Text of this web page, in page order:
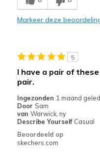
Stylish
Going Out
Special Occasions
Width
Feels
Sizing
Markeer deze
5
I have a pair of
pair.
Ingezonden 1 maand
Door Sam
van Warwick, ny
Describe Yourself Casual
Beoordeeld op
skechers.com